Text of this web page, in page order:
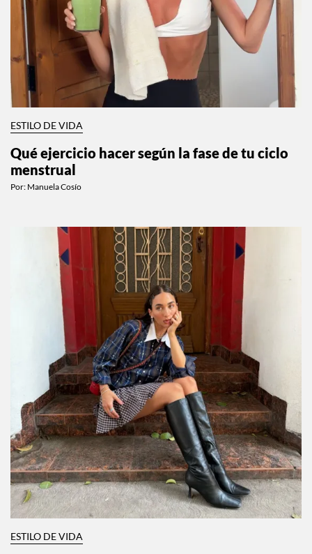
ESTILO DE VIDA
Qué ejercicio hacer según la fase de tu ciclo
menstrual
Por: Manuela Cosío
ESTILO DE VIDA